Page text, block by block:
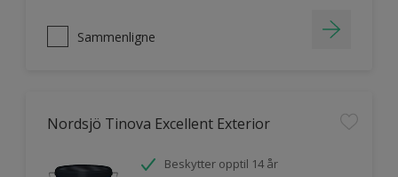
Sammenligne
Nordsjö Tinova Excellent Exterior
Beskytter opptil 14 år